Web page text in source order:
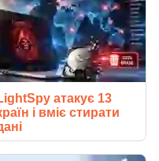
атакує 13
і вміє стирати